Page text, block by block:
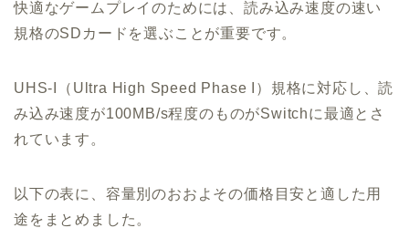
快適なゲームプレイのためには、読み込み速度の速い
規格のSDカードを選ぶことが重要です。
UHS-I（Ultra High Speed Phase I）規格に対応し、読
み込み速度が100MB/s程度のものがSwitchに最適とさ
れています。
以下の表に、容量別のおおよその価格目安と適した用
途をまとめました。